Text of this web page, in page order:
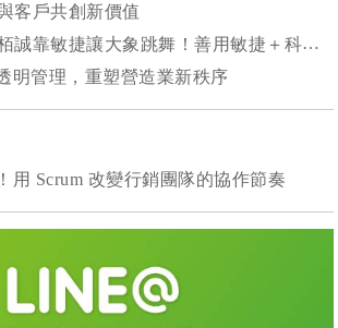
客戶共創新價值
讓大象跳舞！善用敏捷＋科技力， 大型工程也能快速迭代
明管理，重塑營造業新秩序
用 Scrum 改變行銷團隊的協作節奏